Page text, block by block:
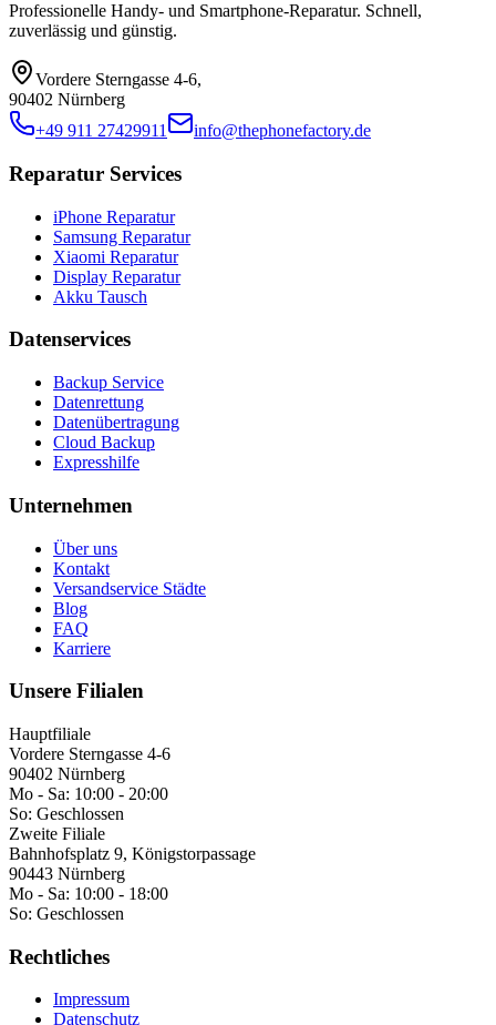
Professionelle Handy- und Smartphone-Reparatur. Schnell,
zuverlässig und günstig.
Vordere Sterngasse 4-6,
90402 Nürnberg
+49 911 27429911
info@thephonefactory.de
Reparatur Services
iPhone Reparatur
Samsung Reparatur
Xiaomi Reparatur
Display Reparatur
Akku Tausch
Datenservices
Backup Service
Datenrettung
Datenübertragung
Cloud Backup
Expresshilfe
Unternehmen
Über uns
Kontakt
Versandservice Städte
Blog
FAQ
Karriere
Unsere Filialen
Hauptfiliale
Vordere Sterngasse 4-6
90402 Nürnberg
Mo - Sa: 10:00 - 20:00
So: Geschlossen
Zweite Filiale
Bahnhofsplatz 9, Königstorpassage
90443 Nürnberg
Mo - Sa: 10:00 - 18:00
So: Geschlossen
Rechtliches
Impressum
Datenschutz